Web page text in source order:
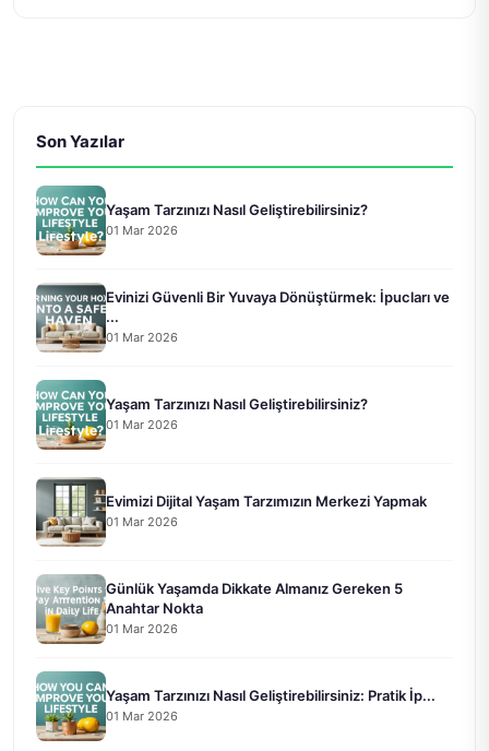
Son Yazılar
Yaşam Tarzınızı Nasıl Geliştirebilirsiniz?
01 Mar 2026
Evinizi Güvenli Bir Yuvaya Dönüştürmek: İpucları ve
...
01 Mar 2026
Yaşam Tarzınızı Nasıl Geliştirebilirsiniz?
01 Mar 2026
Evimizi Dijital Yaşam Tarzımızın Merkezi Yapmak
01 Mar 2026
Günlük Yaşamda Dikkate Almanız Gereken 5
Anahtar Nokta
01 Mar 2026
Yaşam Tarzınızı Nasıl Geliştirebilirsiniz: Pratik İp...
01 Mar 2026